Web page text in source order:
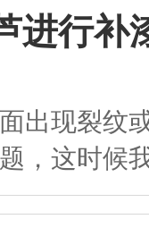
进行补
出现裂纹
，这时候